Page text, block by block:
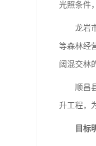
光照条件
龙岩
等森林经
阔混交林
顺昌
升工程，
目标